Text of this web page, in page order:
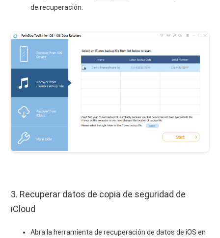
de recuperación.
3. Recuperar datos de copia de seguridad de
iCloud
Abra la herramienta de recuperación de datos de iOS en